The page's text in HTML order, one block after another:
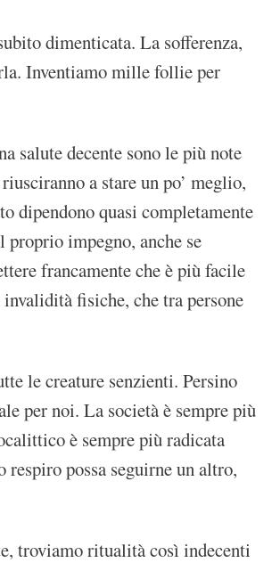
dimenticata. La sofferenza,
Inventiamo mille follie per
salute decente sono le più note
a stare un po’ meglio,
dipendono quasi completamente
impegno, anche se
francamente che è più facile
fisiche, che tra persone
le creature senzienti. Persino
per noi. La società è sempre più
è sempre più radicata
respiro possa seguirne un altro,
troviamo ritualità così indecenti